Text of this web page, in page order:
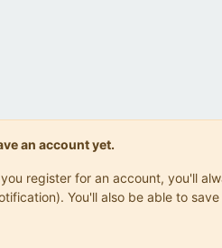
an account yet.
register for an account, you'll
You'll also be able to